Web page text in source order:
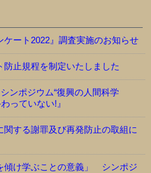
ケート2022』調査実施のお知らせ
止規程を制定いたしました
ンポジウム“復興の人間科学
っていない!』
関する謝罪及び再発防止の取組に
傾け学ぶことの意義」 シンポジ